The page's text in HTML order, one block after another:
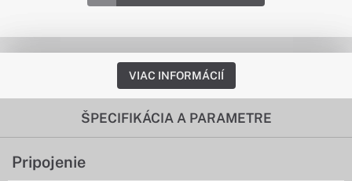
VIAC INFORMÁCIÍ
ŠPECIFIKÁCIA A PARAMETRE
Pripojenie